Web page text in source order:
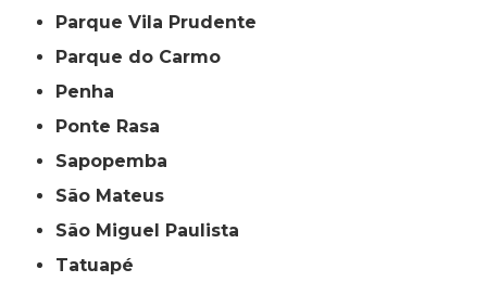
Parque Vila Prudente
Parque do Carmo
Penha
Ponte Rasa
Sapopemba
São Mateus
São Miguel Paulista
Tatuapé